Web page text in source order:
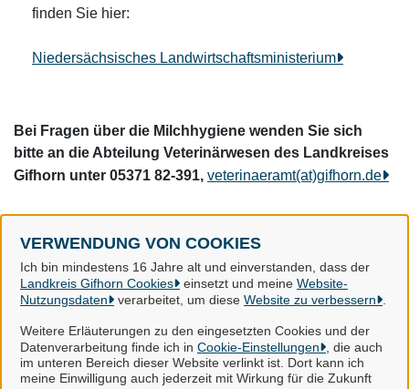
VERWENDUNG VON COOKIES
Ich bin mindestens 16 Jahre alt und einverstanden, dass der
Landkreis Gifhorn Cookies
einsetzt und meine Website-
Nutzungsdaten
verarbeitet, um diese Website zu verbessern
Weitere Erläuterungen zu den eingesetzten Cookies und der
Datenverarbeitung finde ich in Cookie-Einstellungen
, die auch
im unteren Bereich dieser Website verlinkt ist. Dort kann ich
meine Einwilligung auch jederzeit mit Wirkung für die Zukunft
finden Sie hier:
Niedersächsisches Landwirtschaftsministerium
Bei Fragen über die Milchhygiene wenden Sie sich
bitte an die Abteilung Veterinärwesen des Landkreises
Gifhorn unter 05371 82-391, veterinaeramt(at)gifhorn.de
Landkreis Gifhorn
Alle Rechte vorbehalten
Impressum